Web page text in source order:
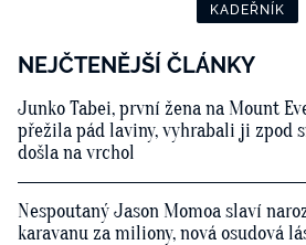
KADEŘNÍK
NEJČTENĚJŠÍ ČLÁNKY
Junko Tabei, první žena na Mount
přežila pád laviny, vyhrabali ji zpod
došla na vrchol
Nespoutaný Jason Momoa slaví
karavanu za miliony, nová osudová